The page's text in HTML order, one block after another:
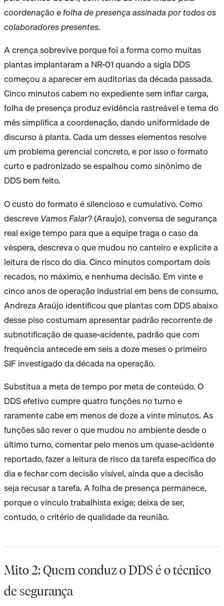
coordenação e folha de presença assinada por todos os
colaboradores presentes.
A crença sobrevive porque foi a forma como muitas
plantas implantaram a NR-01 quando a sigla DDS
começou a aparecer em auditorias da década passada.
Cinco minutos cabem no expediente sem inflar carga,
folha de presença produz evidência rastreável e tema do
mês simplifica a coordenação, dando uniformidade de
discurso à planta. Cada um desses elementos resolve
um problema gerencial concreto, e por isso o formato
curto e padronizado se espalhou como sinônimo de
DDS bem feito.
O custo do formato é silencioso e cumulativo. Como
descreveVamos Falar?(Araujo), conversa de segurança
real exige tempo para que a equipe traga o caso da
véspera, descreva o que mudou no canteiro e explicite a
leitura de risco do dia. Cinco minutos comportam dois
recados, no máximo, e nenhuma decisão. Em vinte e
cinco anos de operação industrial em bens de consumo,
Andreza Araújo identificou que plantas com DDS abaixo
desse piso costumam apresentar padrão recorrente de
subnotificação de quase-acidente, padrão que com
frequência antecede em seis a doze meses o primeiro
SIF investigado da década na operação.
Substitua a meta de tempo por meta de conteúdo. O
DDS efetivo cumpre quatro funções no turno e
raramente cabe em menos de doze a vinte minutos. As
funções são rever o que mudou no ambiente desde o
último turno, comentar pelo menos um quase-acidente
reportado, fazer a leitura de risco da tarefa específica do
dia e fechar com decisão visível, ainda que a decisão
seja recusar a tarefa. A folha de presença permanece,
porque o vínculo trabalhista exige; deixa de ser,
contudo, o critério de qualidade da reunião.
Mito 2: Quem conduz o DDS é o técnico
de segurança